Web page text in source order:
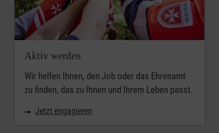
Aktiv werden
Wir helfen Ihnen, den Job oder das Ehrenamt
zu finden, das zu Ihnen und Ihrem Leben passt.
Jetzt engagieren